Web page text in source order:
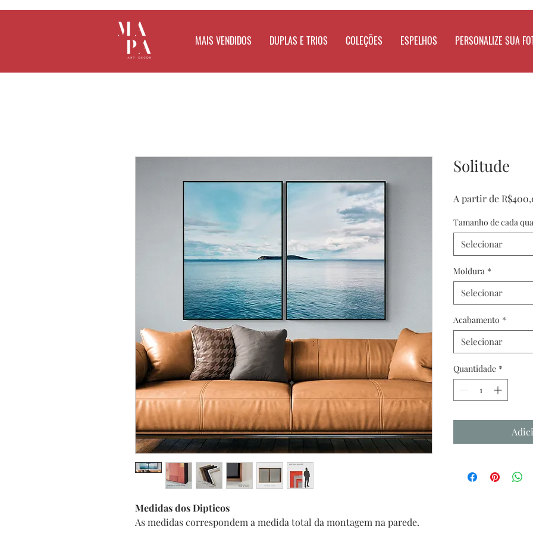
MAIS VENDIDOS DUPLAS E TRIOS COLEÇÕES ESPELHOS PERSONALIZE SUA
Medidas dos Dipticos
As medidas correspondem a medida total da montagem na parede.
Solitude
A partir de
Tamanho de cada
Selecionar
Moldura *
Selecionar
Acabamento *
Selecionar
Quantidade *